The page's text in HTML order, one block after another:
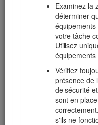
Examinez la
déterminer
votre tâche
Utilisez
équipements
Vérifiez
présence de
de sécurité
sont en
s'ils ne
recouverte d'herbe sans
étincelles, comme défini
marche, ou sans que le
entretenu pour prévenir
Sécurité
Cette machine est
ISO 5395:2013 (lorsque
apposés) et la norme